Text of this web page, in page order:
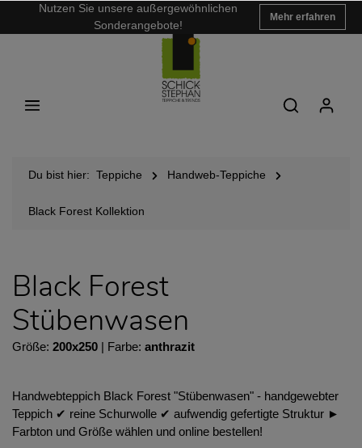
Nutzen Sie unsere außergewöhnlichen
Sonderangebote!
Mehr erfahren
Du bist hier: Teppiche Handweb-Teppiche
Black Forest Kollektion
Black Forest
Stübenwasen
Größe: 200x250 | Farbe: anthrazit
Handwebteppich Black Forest "Stübenwasen" - handgewebter
Teppich ✔︎ reine Schurwolle ✔︎ aufwendig gefertigte Struktur ►
Farbton und Größe wählen und online bestellen!